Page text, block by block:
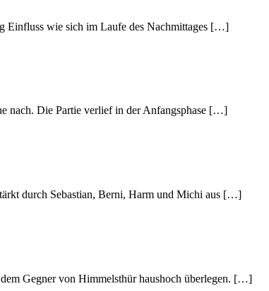
Einfluss wie sich im Laufe des Nachmittages […]
nach. Die Partie verlief in der Anfangsphase […]
durch Sebastian, Berni, Harm und Michi aus […]
Gegner von Himmelsthür haushoch überlegen. […]